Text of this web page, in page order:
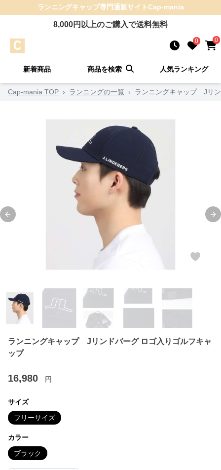
ランニングキャップ専門通販サイトCap-mania
8,000円以上のご購入で送料無料
0 0
新着商品 商品を検索 人気ランキング
Cap-mania TOP › ランニングの一覧 › ランニングキャップ Jリ
Previous slide
ランニングキャップ Jリンドバーグ ロゴ入りゴルフキャ
ップ
16,980 円
サイズ
フリーサイズ
カラー
ブラック